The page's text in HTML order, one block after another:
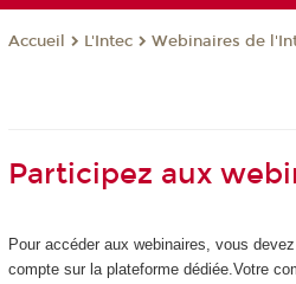
Accueil L'Intec Webinaires de
Participez aux
Pour accéder aux webinaires, vous
compte sur la plateforme dédiée.Votre